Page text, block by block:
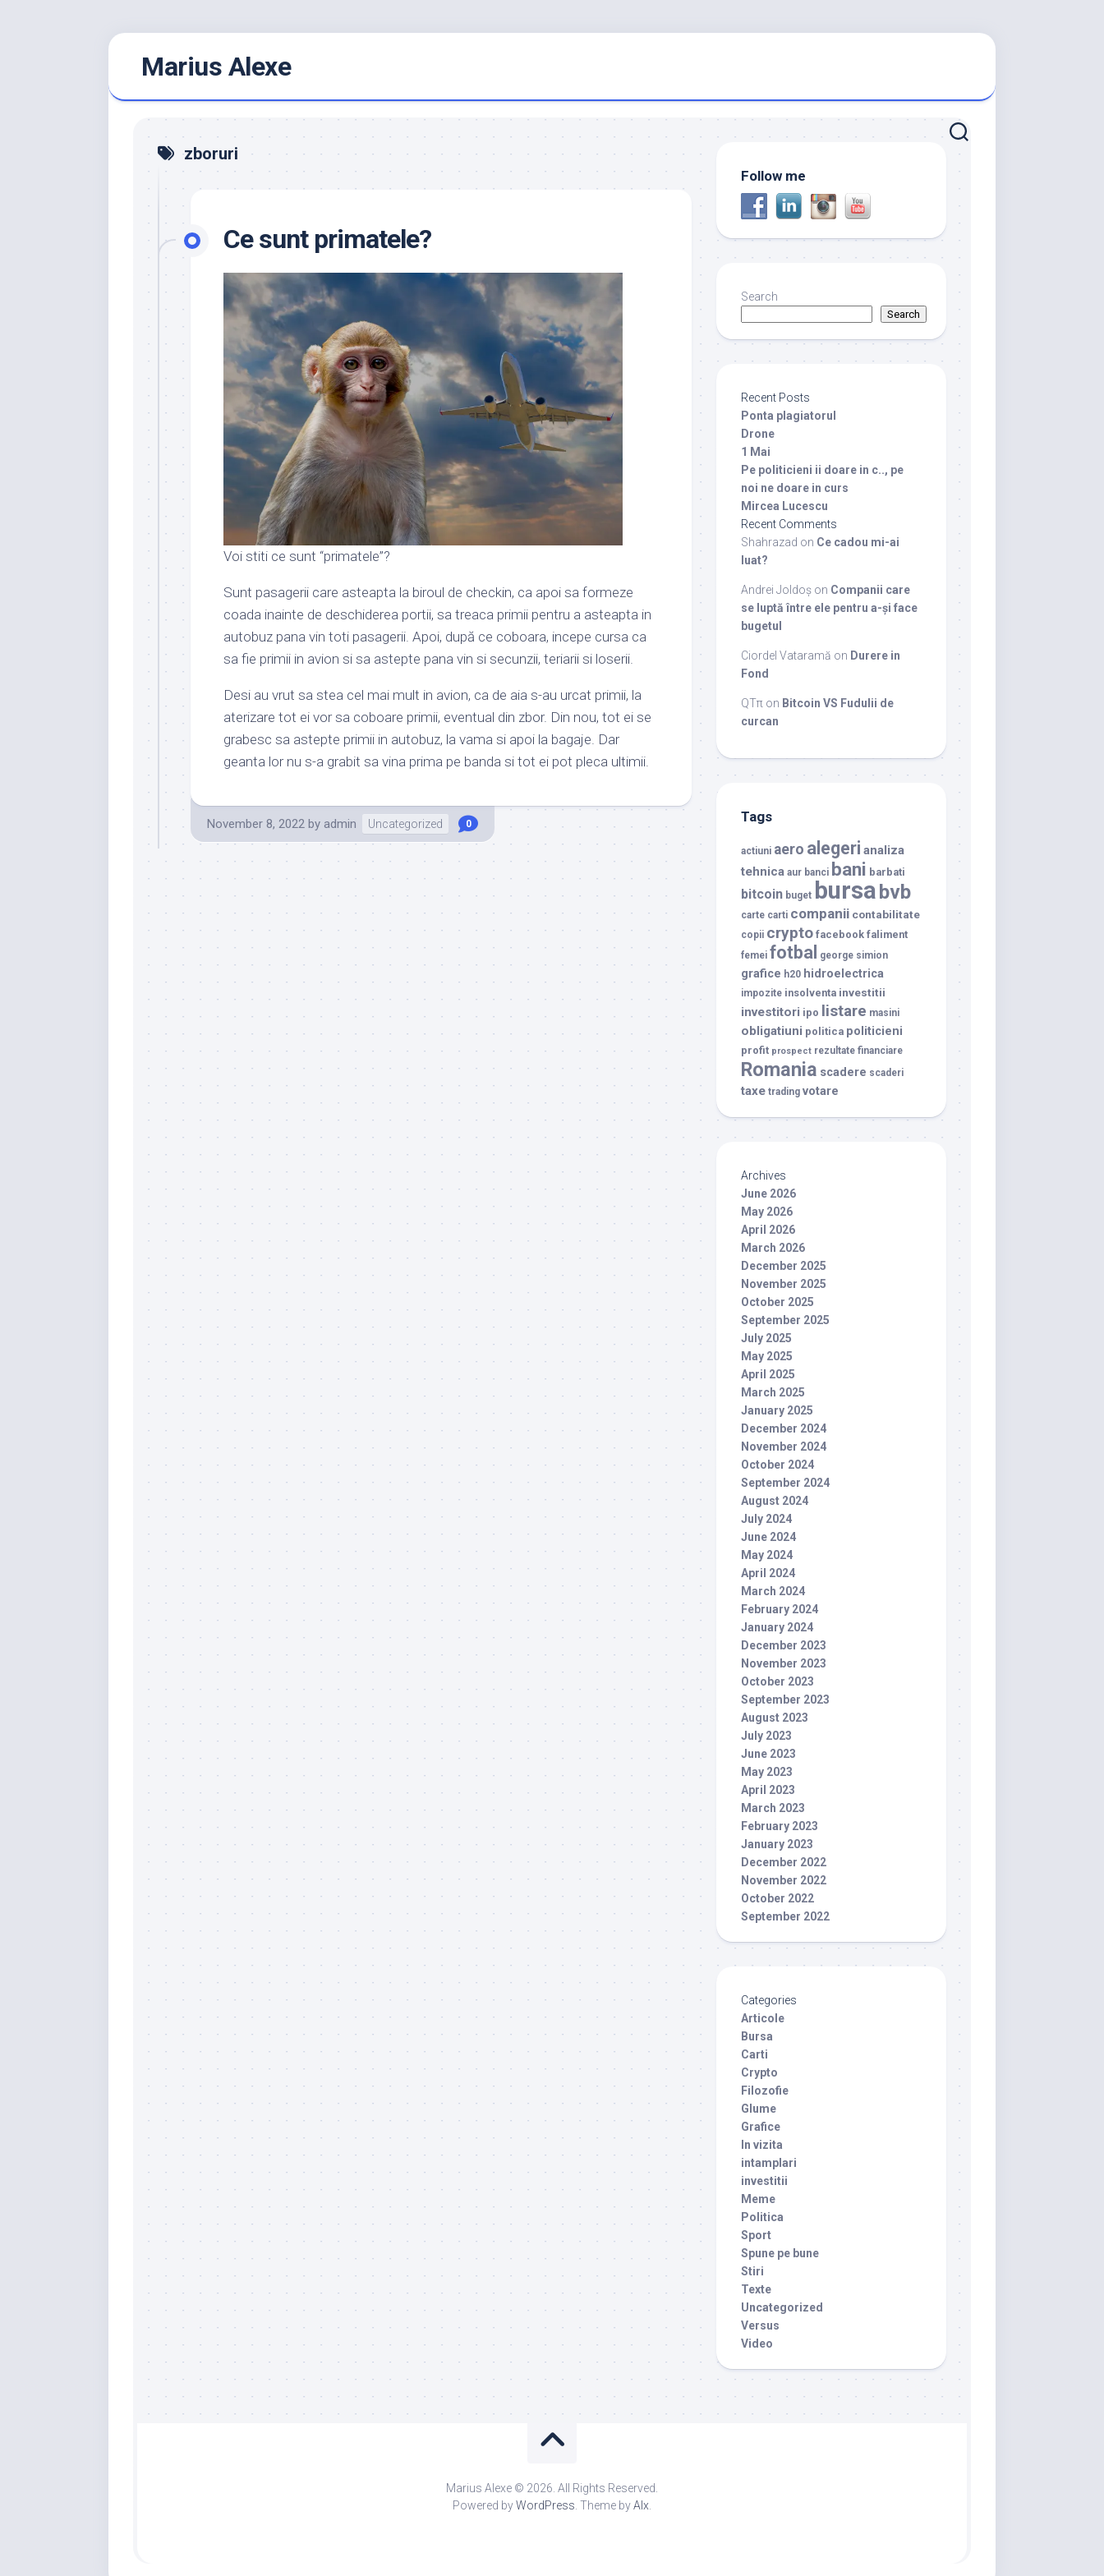
Marius Alexe
zboruri
Ce sunt primatele?
Voi stiti ce sunt “primatele”?
Sunt pasagerii care asteapta la biroul de checkin, ca apoi sa formeze
coada inainte de deschiderea portii, sa treaca primii pentru a asteapta in
autobuz pana vin toti pasagerii. Apoi, după ce coboara, incepe cursa ca
sa fie primii in avion si sa astepte pana vin si secunzii, teriarii si loserii.
Desi au vrut sa stea cel mai mult in avion, ca de aia s-au urcat primii, la
aterizare tot ei vor sa coboare primii, eventual din zbor. Din nou, tot ei se
grabesc sa astepte primii in autobuz, la vama si apoi la bagaje. Dar
geanta lor nu s-a grabit sa vina prima pe banda si tot ei pot pleca ultimii.
November 8, 2022 by admin Uncategorized 0
Follow me
Search
Search
Recent Posts
Ponta plagiatorul
Drone
1 Mai
Pe politicieni ii doare in c.., pe
noi ne doare in curs
Mircea Lucescu
Recent Comments
Shahrazad on Ce cadou mi-ai
luat?
Andrei Joldoș on Companii care
se luptă între ele pentru a-și face
bugetul
Ciordel Vataramă on Durere in
Fond
QTπ on Bitcoin VS Fudulii de
curcan
Tags
actiuni aero alegeri analiza
tehnica aur banci bani barbati
bitcoin buget bursabvb
carte carti companii contabilitate
copii crypto facebook faliment
femei fotbal george simion
grafice h20 hidroelectrica
impozite insolventa investitii
investitori ipo listare masini
obligatiuni politica politicieni
profit prospect rezultate financiare
Romania scadere scaderi
taxe trading votare
Archives
June 2026
May 2026
April 2026
March 2026
December 2025
November 2025
October 2025
September 2025
July 2025
May 2025
April 2025
March 2025
January 2025
December 2024
November 2024
October 2024
September 2024
August 2024
July 2024
June 2024
May 2024
April 2024
March 2024
February 2024
January 2024
December 2023
November 2023
October 2023
September 2023
August 2023
July 2023
June 2023
May 2023
April 2023
March 2023
February 2023
January 2023
December 2022
November 2022
October 2022
September 2022
Categories
Articole
Bursa
Carti
Crypto
Filozofie
Glume
Grafice
In vizita
intamplari
investitii
Meme
Politica
Sport
Spune pe bune
Stiri
Texte
Uncategorized
Versus
Video
Marius Alexe © 2026. All Rights Reserved.
Powered byWordPress . Theme byAlx